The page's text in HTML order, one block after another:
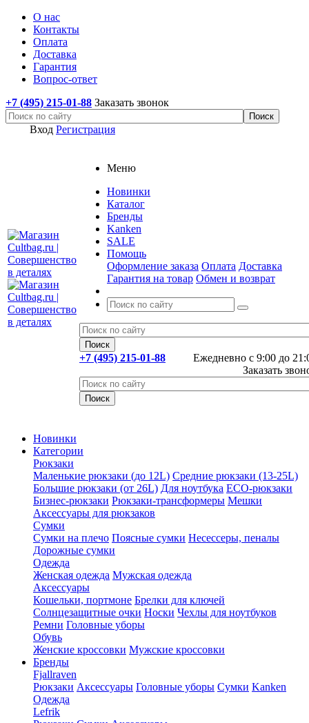
О нас
Контакты
Оплата
Доставка
Гарантия
Вопрос-ответ
+7 (495) 215-01-88 Заказать звонок
Вход Регистрация
Меню
Новинки
Каталог
Бренды
Kanken
SALE
Помощь
Оформление заказа Оплата Доставка
Гарантия на товар Обмен и возврат
Ежедневно с 9:00 до
+7 (495) 215-01-88
Заказать
Новинки
Категории
Рюкзаки
Маленькие рюкзаки (до 12L) Средние рюкзаки (13-25L)
Большие рюкзаки (от 26L) Для ноутбука ECO-рюкзаки
Бизнес-рюкзаки Рюкзаки-трансформеры Мешки
Аксессуары для рюкзаков
Сумки
Сумки на плечо Поясные сумки Несессеры, пеналы
Дорожные сумки
Одежда
Женская одежда Мужская одежда
Аксессуары
Кошельки, портмоне Брелки для ключей
Солнцезащитные очки Носки Чехлы для ноутбуков
Ремни Головные уборы
Обувь
Женские кроссовки Мужские кроссовки
Бренды
Fjallraven
Рюкзаки Аксессуары Головные уборы Сумки Kanken
Одежда
Lefrik